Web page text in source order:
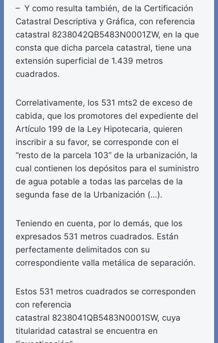
– Y como resulta también, de la Certificación
Catastral Descriptiva y Gráfica, con referencia
catastral 8238042QB5483N0001ZW, en la que
consta que dicha parcela catastral, tiene una
extensión superficial de 1.439 metros
cuadrados.
Correlativamente, los 531 mts2 de exceso de
cabida, que los promotores del expediente del
Artículo 199 de la Ley Hipotecaria, quieren
inscribir a su favor, se corresponde con el
“resto de la parcela 103” de la urbanización, la
cual contienen los depósitos para el suministro
de agua potable a todas las parcelas de la
segunda fase de la Urbanización (…).
Teniendo en cuenta, por lo demás, que los
expresados 531 metros cuadrados. Están
perfectamente delimitados con su
correspondiente valla metálica de separación.
Estos 531 metros cuadrados se corresponden
con referencia
catastral 8238041QB5483N0001SW, cuya
titularidad catastral se encuentra en